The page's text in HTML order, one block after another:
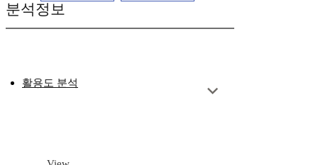
분석정보
활용도 분석